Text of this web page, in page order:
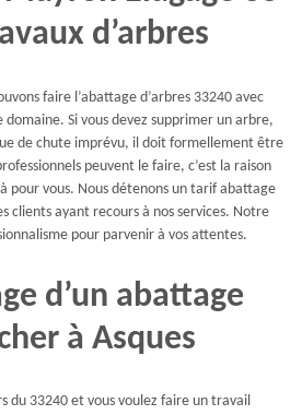
d’arbres
faire l’abattage d’arbres 33240 avec
domaine. Si vous devez supprimer un arbre,
de chute imprévu, il doit formellement être
peuvent le faire, c’est la raison
pour vous. Nous détenons un tarif abattage
clients ayant recours à nos services. Notre
pour parvenir à vos attentes.
d’un abattage
à Asques
du 33240 et vous voulez faire un travail